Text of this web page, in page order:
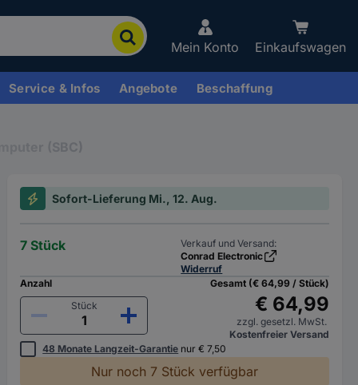
Mein Konto Einkaufswagen
Service & Infos Angebote Beschaffung
(SBC)
Sofort-Lieferung Mi., 12. Aug.
7 Stück
Verkauf und Versand:
Conrad Electronic
Widerruf
Anzahl
Stück
Gesamt (€ 64,99 / Stück)
€ 64,99
zzgl. gesetzl. MwSt.
Kostenfreier Versand
48 Monate Langzeit-Garantie nur € 7,50
Nur noch 7 Stück verfügbar